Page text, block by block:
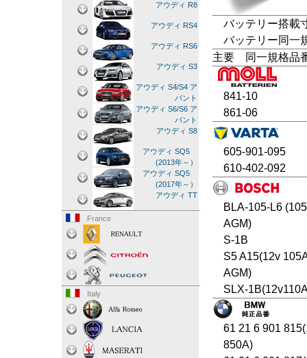
バッテリー搭載
バッテリー同一
主要 同一規格品
841-10
861-06
605-901-095
610-402-092
BLA-105-L6
AGM)
S-1B
S5 A15(12v
AGM)
SLX-
61 21 6 901
850A)
アウディ R8
アウディ RS4
アウディ RS6
アウディ S3
アウディ S4/S4 ア
バント
アウディ S6/S6 ア
バント
アウディ S8
アウディ SQ5
(2013年～）
アウディ SQ5
(2017年～）
アウディ TT
France
Italy